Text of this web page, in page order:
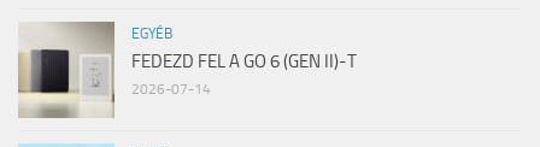
EGYÉB
FEDEZD FEL A GO 6 (GEN II)-T
2026-07-14